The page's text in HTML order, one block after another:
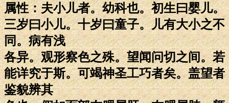
属性：夫小儿者。幼科也。初生曰婴儿。
三岁曰小儿。十岁曰童子。儿有大小之不
同。病有浅
各异。观形察色之殊。望闻问切之间。若
能详究于斯。可竭神圣工巧者矣。盖望者
鉴貌辨其